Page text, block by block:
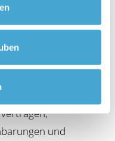
Compliance in
und